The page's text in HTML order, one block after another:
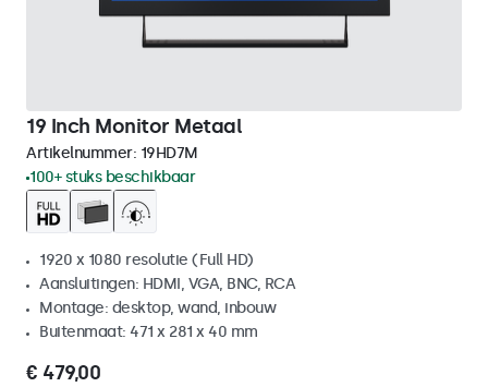
19 Inch Monitor Metaal
Artikelnummer: 19HD7M
100+ stuks beschikbaar
1920 x 1080 resolutie (Full HD)
Aansluitingen: HDMI, VGA, BNC, RCA
Montage: desktop, wand, inbouw
Buitenmaat: 471 x 281 x 40 mm
€ 479,00